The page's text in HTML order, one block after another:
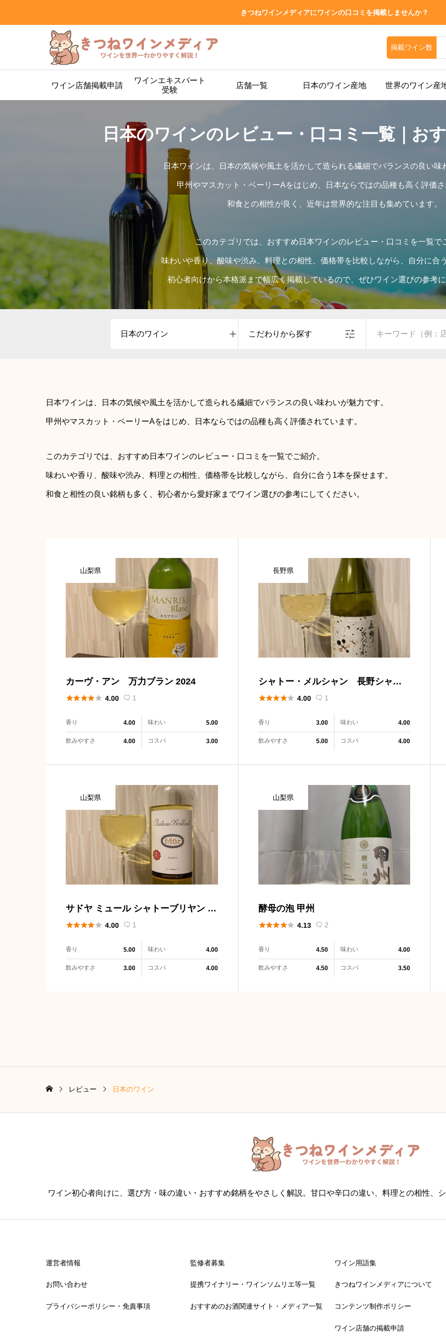
きつねワインメディアにワインの口コミを掲載しませんか？
掲載ワイン数
ワイン店舗掲載申請
ワインエキスパート
受験
店舗一覧 日本のワイン産地 世界のワイン産
日本のワインのレビュー・口コミ一覧｜お
日本ワインは、日本の気候や風土を活かして造られる繊細でバランスの良い味
甲州やマスカット・ベーリーAをはじめ、日本ならではの品種も高く評価
和食との相性が良く、近年は世界的な注目も集めています。
このカテゴリでは、おすすめ日本ワインのレビュー・口コミを一覧で
味わいや香り、酸味や渋み、料理との相性、価格帯を比較しながら、自分に合
初心者向けから本格派まで幅広く掲載しているので、ぜひワイン選びの参考
こだわりから探す
日本ワインは、日本の気候や風土を活かして造られる繊細でバランスの良い味わいが魅力です。
甲州やマスカット・ベーリーAをはじめ、日本ならではの品種も高く評価されています。
このカテゴリでは、おすすめ日本ワインのレビュー・口コミを一覧でご紹介。
味わいや香り、酸味や渋み、料理との相性、価格帯を比較しながら、自分に合う1本を探せます。
和食と相性の良い銘柄も多く、初心者から愛好家までワイン選びの参考にしてください。
山梨県
カーヴ・アン 万力ブラン 2024
 4.00  1
香り 4.00 味わい 5.00
飲みやすさ 4.00 コスパ 3.00
長野県
シャトー・メルシャン 長野シャル
ドネ 2024
 4.00  1
香り 3.00 味わい 4.00
飲みやすさ 5.00 コスパ 4.00
山梨県
サドヤ ミュール シャトーブリヤン セ
ミヨン
 4.00  1
香り 5.00 味わい 4.00
飲みやすさ 3.00 コスパ 4.00
山梨県
酵母の泡 甲州
 4.13  2
香り 4.50 味わい 4.00
飲みやすさ 4.50 コスパ 3.50
レビュー 日本のワイン
ワイン初心者向けに、選び方・味の違い・おすすめ銘柄をやさしく解説。甘口や辛口の違い、料理との相性、
運営者情報
お問い合わせ
プライバシーポリシー・免責事項
監修者募集
提携ワイナリー・ワインソムリエ等一覧
おすすめのお酒関連サイト・メディア一覧
ワイン用語集
きつねワインメディアについて
コンテンツ制作ポリシー
ワイン店舗の掲載申請